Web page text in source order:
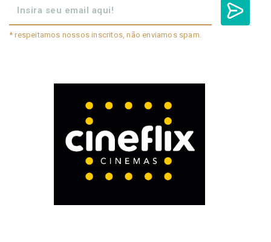
* respeitamos nossos inscritos, não enviamos spam.